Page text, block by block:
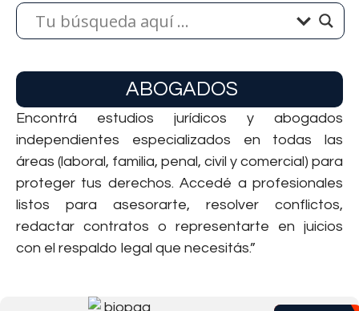
ABOGADOS
Encontrá estudios jurídicos y abogados
independientes especializados en todas las
áreas (laboral, familia, penal, civil y comercial) para
proteger tus derechos. Accedé a profesionales
listos para asesorarte, resolver conflictos,
redactar contratos o representarte en juicios
con el respaldo legal que necesitás.”